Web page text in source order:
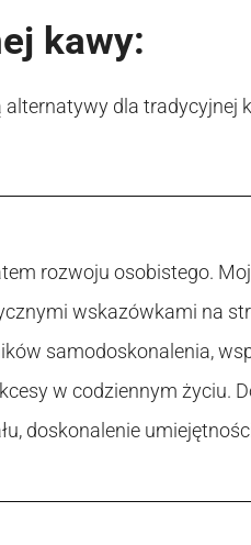
kawy:
dla tradycyjnej
rozwoju osobistego.
wskazówkami na
samodoskonalenia,
w codziennym życiu.
doskonalenie